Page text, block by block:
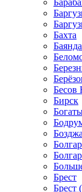
Бахта
Бесов
Бирск
Болгар
Брест
Брест